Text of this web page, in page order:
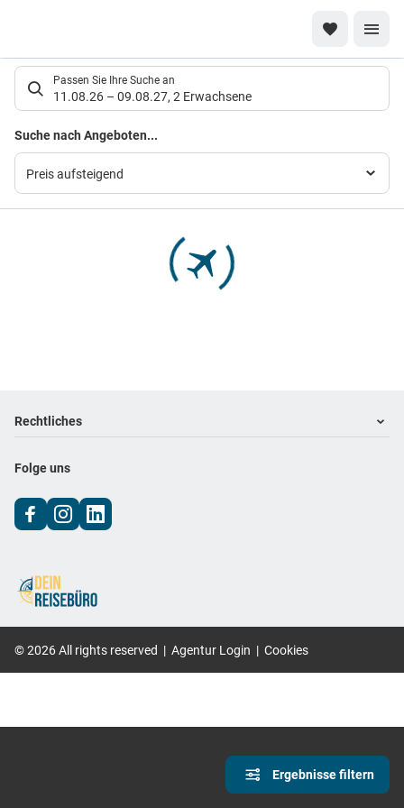
Suchlistenseite
Passen Sie Ihre Suche an
11.08.26 – 09.08.27, 2 Erwachsene
Ergebnisse filtern
Suche nach Angeboten...
Preis aufsteigend
Footer navigation
Rechtliches
AGB
Folge uns
©2026All rights reserved | Agentur Login | Cookies